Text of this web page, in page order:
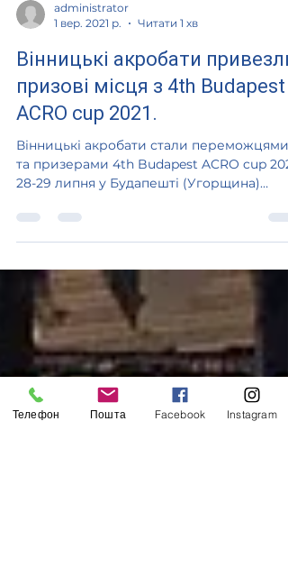
administrator
1 вер. 2021 р.
Читати 1 хв
Вінницькі акробати привезли
призові місця з 4th Budapest
ACRO cup 2021.
Вінницькі акробати стали переможцями
відбувся 4th Budapest ACRO
Телефон Пошта Facebook Instagram